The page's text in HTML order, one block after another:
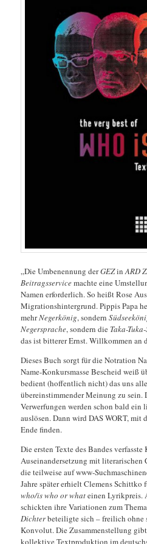
„Die Umbenennung derGEZinARD
Beitragsservicemachte eine
Namen erforderlich. So heißt Rose
Migrationshintergrund. Pippis Papa
mehrNegerkönig, sondern
Negersprache, sondern die Taka-
das ist bitterer Ernst. Willkommen an
Dieses Buch sorgt für die Notration
Name-Konkursmasse Bescheid weiß
bedient (hoffentlich nicht) das uns
übereinstimmender Meinung zu sein.
Verwerfungen werden schon bald ein
auslösen. Dann wird DAS WORT, mit
Ende finden.
Die ersten Texte des Bandes
Auseinandersetzung mit
die teilweise auf www-
Jahre später erhielt Clemens Schittko
who/is who or whateinen Lyrikpreis.
schickten ihre Variationen zum
Dichterbeteiligte sich – freilich ohne
Konvolut. Die Zusammenstellung
kollektive Textproduktion im